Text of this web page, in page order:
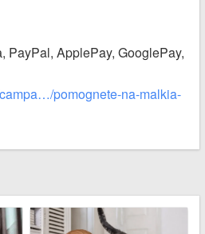
PayPal, ApplePay, GooglePay,
pomognete-na-malkia-